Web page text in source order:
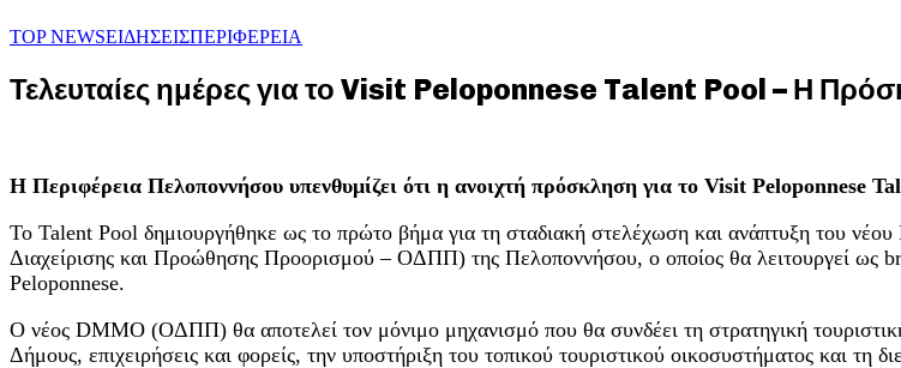
TOP NEWSΕΙΔΗΣΕΙΣΠΕΡΙΦΕΡΕΙΑ
Τελευταίες ημέρες για το Visit Peloponnese Talent Pool – Η
Η Περιφέρεια Πελοποννήσου υπενθυμίζει ότι η ανοιχτή πρόσκληση για το Visit Peloponnese
Το Talent Pool δημιουργήθηκε ως το πρώτο βήμα για τη σταδιακή στελέχωση και ανάπτυξη του
Διαχείρισης και Προώθησης Προορισμού – ΟΔΠΠ) της Πελοποννήσου, ο οποίος θα λειτουργεί ως
Peloponnese.
Ο νέος DMMO (ΟΔΠΠ) θα αποτελεί τον μόνιμο μηχανισμό που θα συνδέει τη στρατηγική
Δήμους, επιχειρήσεις και φορείς, την υποστήριξη του τοπικού τουριστικού οικοσυστήματος και τη